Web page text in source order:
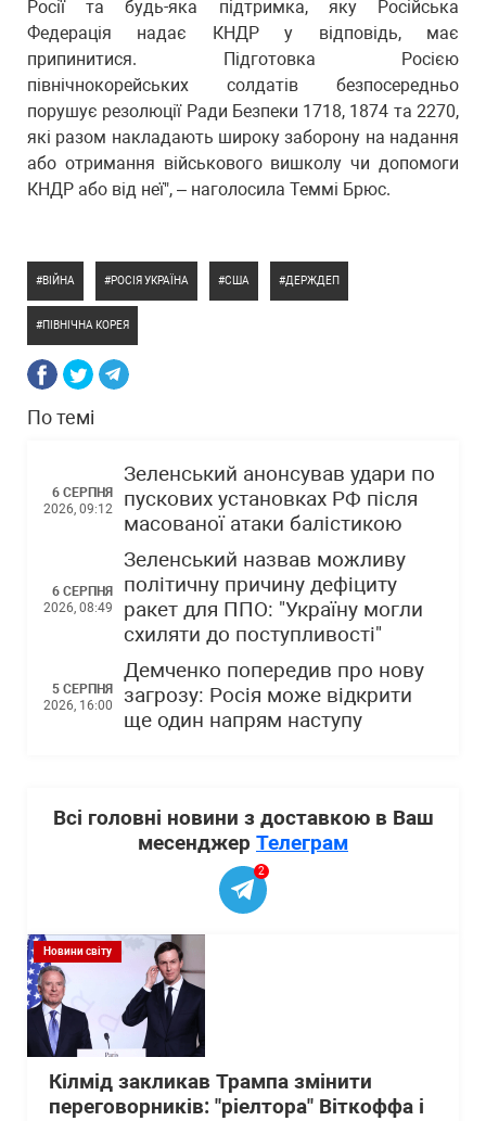
Росії та будь-яка підтримка, яку Російська
Федерація надає КНДР у відповідь, має
припинитися. Підготовка Росією
північнокорейських солдатів безпосередньо
порушує резолюції Ради Безпеки 1718, 1874 та 2270,
які разом накладають широку заборону на надання
або отримання військового вишколу чи допомоги
КНДР або від неї", – наголосила Теммі Брюс.
ВІЙНА РОСІЯ УКРАЇНА США ДЕРЖДЕП
ПІВНІЧНА КОРЕЯ
По темі
6 СЕРПНЯ
2026, 09:12
Зеленський анонсував удари по
пускових установках РФ після
масованої атаки балістикою
6 СЕРПНЯ
2026, 08:49
Зеленський назвав можливу
політичну причину дефіциту
ракет для ППО: "Україну могли
схиляти до поступливості"
5 СЕРПНЯ
2026, 16:00
Демченко попередив про нову
загрозу: Росія може відкрити
ще один напрям наступу
Всі головні новини з доставкою в Ваш
месенджер Телеграм
2
Новини світу
Кілмід закликав Трампа змінити
переговорників: "ріелтора" Віткоффа і